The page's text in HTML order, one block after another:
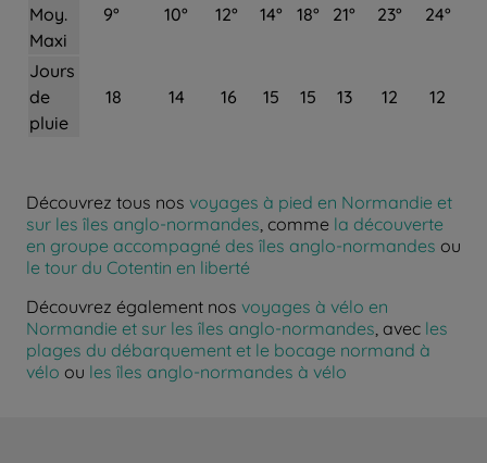
Moy.
Maxi
9° 10° 12° 14° 18° 21° 23° 24°
Jours
de
pluie
18 14 16 15 15 13 12 12
Découvrez tous nos voyages à pied en Normandie et
sur les îles anglo-normandes , comme la découverte
en groupe accompagné des îles anglo-normandes ou
le tour du Cotentin en liberté
Découvrez également nos voyages à vélo en
Normandie et sur les îles anglo-normandes , avec les
plages du débarquement et le bocage normand à
vélo ou les îles anglo-normandes à vélo